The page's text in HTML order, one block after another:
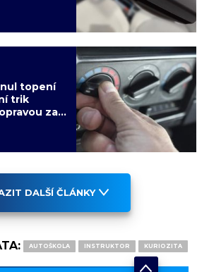
topení
trik
za
DALŠÍ ČLÁNKY
AUTOŠKOLA INSTRUKTOR KURIOZITA